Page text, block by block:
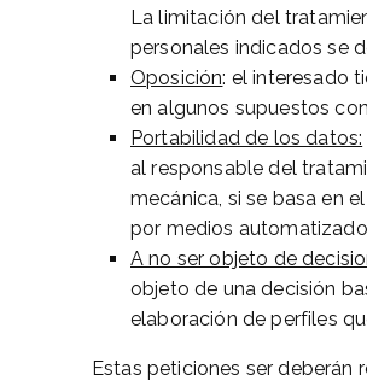
La limitación del
personales indicados se
Oposición: el interesado
en algunos supuestos
Portabilidad de los datos:
al responsable del
mecánica, si se basa en
por medios
A no ser objeto de
objeto de una decisión
elaboración de perfiles
Estas peticiones ser deberán